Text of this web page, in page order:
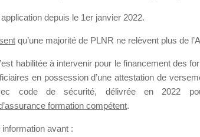
répondre à l’Appel à Propositions Mallette du
de laisser un message ou poser une
groupe
depuis le 1er janvier 2022.
qu’une majorité de PLNR ne relèvent plus de
habilitée à intervenir pour le financement des
en possession d’une attestation de
code de sécurité, délivrée en 2022
formation compétent.
avant :